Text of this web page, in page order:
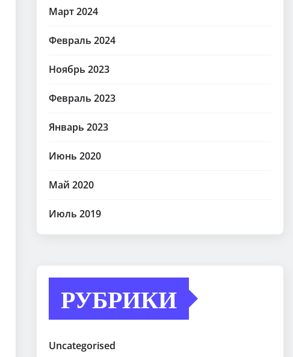
Март 2024
Февраль 2024
Ноябрь 2023
Февраль 2023
Январь 2023
Июнь 2020
Май 2020
Июль 2019
РУБРИКИ
Uncategorised